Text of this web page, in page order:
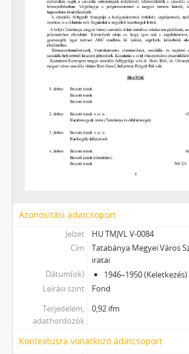
[fondfőcsoport] XXIX - Vállalatok,
[fondfőcsoport] XXXIII - Külön intézkedéssel
[fondfőcsoport] XXXVII - MJV
Azonosítási adatcsoport
Jelzet
HU TMJVL V-0084
Cím
Tatabánya Megyei Város
iratai
Dátum(ok)
1946–1950 (Keletkezés)
Leírási szint
Fond
Terjedelem,
adathordozók
0,92 ifm
Kontextusra vonatkozó adatcsoport